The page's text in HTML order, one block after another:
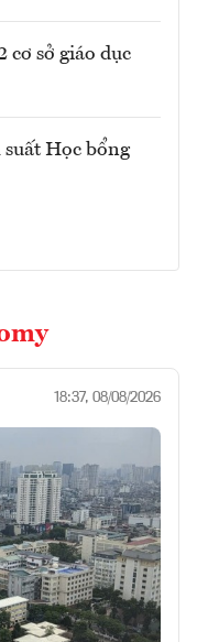
cơ sở giáo dục
Học bổng
18:37, 08/08/2026